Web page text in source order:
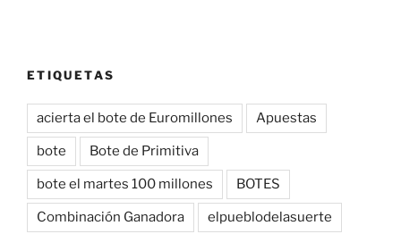
ETIQUETAS
acierta el bote de Euromillones Apuestas
bote Bote de Primitiva
bote el martes 100 millones BOTES
Combinación Ganadora elpueblodelasuerte